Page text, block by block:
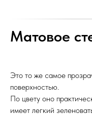
Матовое
Это то же самое
поверхностью.
По цвету оно
имеет легкий